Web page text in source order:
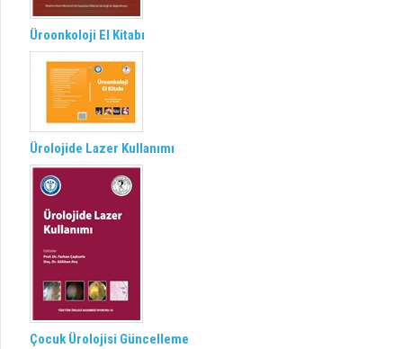
Üroonkoloji El Kitabı
Ürolojide Lazer Kullanımı
Çocuk Ürolojisi Güncelleme